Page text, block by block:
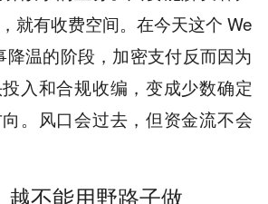
就有收费空间。在今天这个 We
降温的阶段，加密支付反而因为
入和合规收编，变成少数确定
。风口会过去，但资金流不会
越不能用野路子做